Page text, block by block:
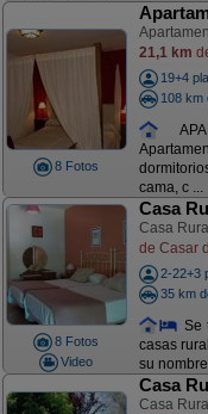
8 Fotos
21,1 km
19+4
108 km
cama, c ...
8 Fotos
Video
Casa
Casa
de Casar
2-22+3
35 km
Se
casas
su
Casa
Casa